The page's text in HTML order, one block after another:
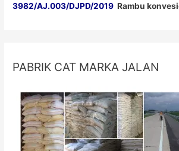
3982/AJ.003/DJPD/2019 Rambu
PABRIK CAT MARKA JALAN